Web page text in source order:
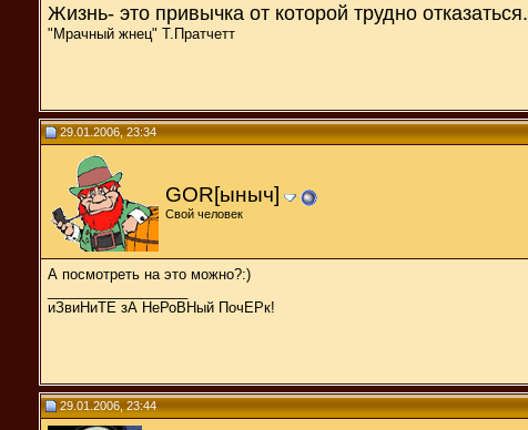
Жизнь- это привычка от которой трудно отказаться.
"Мрачный жнец" Т.Пратчетт
29.01.2006, 23:34
GOR[ыныч]
Свой человек
А посмотреть на это можно?:)
иЗвиНиТЕ зА НеРоВНый ПочЕРк!
29.01.2006, 23:44